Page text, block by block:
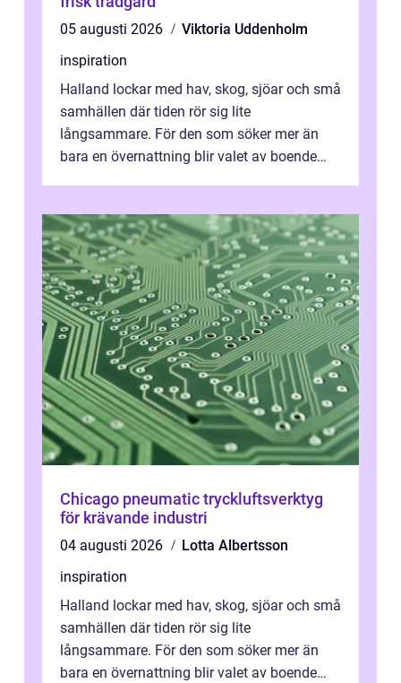
05 augusti 2026
Viktoria Uddenholm
inspiration
Halland lockar med hav, skog, sjöar och små
samhällen där tiden rör sig lite
långsammare. För den som söker mer än
bara en övernattning blir valet av boende
Chicago pneumatic tryckluftsverktyg
för krävande industri
04 augusti 2026
Lotta Albertsson
inspiration
Halland lockar med hav, skog, sjöar och små
samhällen där tiden rör sig lite
långsammare. För den som söker mer än
bara en övernattning blir valet av boende